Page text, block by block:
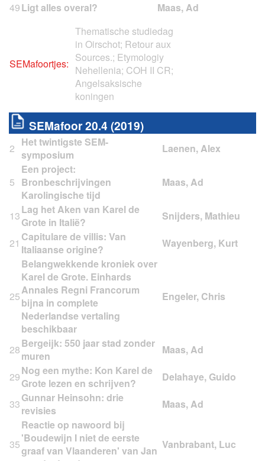
49Ligt alles overal?
SEMafoortjes:
Thematische studiedag
in Oirschot; Retour aux
Sources.; Etymologiy
Nehellenia; COH II CR;
Angelsaksische
koningen
SEMafoor 20.4 (2019)
2 Het twintigste SEM-
symposium
5
Een project:
Bronbeschrijvingen
Karolingische tijd
13Lag het Aken van Karel de
Grote in Italië?
21 Capitulare de villis: Van
Italiaanse origine?
25
Belangwekkende kroniek over
Karel de Grote. Einhards
Annales Regni Francorum
bijna in complete
Nederlandse vertaling
beschikbaar
28Bergeijk: 550 jaar stad zonder
muren
29Nog een mythe: Kon Karel de
Grote lezen en schrijven?
33Gunnar Heinsohn: drie
revisies
35
Reactie op nawoord bij
'Boudewijn I niet de eerste
graaf van Vlaanderen' van Jan